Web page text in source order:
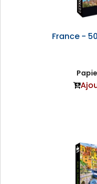
France -